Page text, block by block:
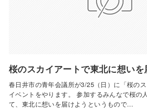
桜のスカイアートで東北に想いを
春日井市の青年会議所が3/25（日）に「桜の
イベントをやります。 参加するみんなで桜の
て、東北に想いを届けようというもので…